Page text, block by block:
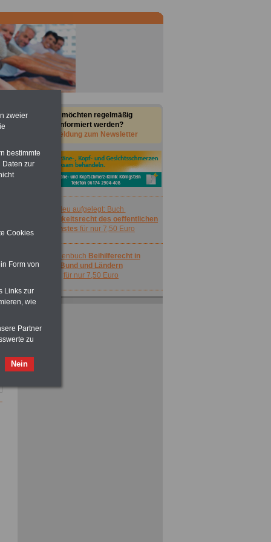
Sie möchten regelmäßig
informiert werden?
Anmeldung zum Newsletter
Neu aufgelegt: Buch
Nebentätigkeitsrecht des oeffentlichen
Dienstes für nur 7,50 Euro
Taschenbuch Beihilferecht in
Bund und Ländern
für nur 7,50 Euro
Nebentätigkeitsrecht des oeffentlichen
zweier
bestimmte
Daten zur
Cookies
Form von
Links zur
wie
Partner
zu
Nein